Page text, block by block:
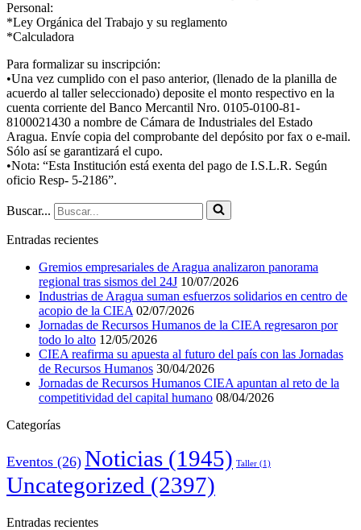
Personal:
*Ley Orgánica del Trabajo y su reglamento
*Calculadora
Para formalizar su inscripción:
•Una vez cumplido con el paso anterior, (llenado de la planilla de
acuerdo al taller seleccionado) deposite el monto respectivo en la
cuenta corriente del Banco Mercantil Nro. 0105-0100-81-
8100021430 a nombre de Cámara de Industriales del Estado
Aragua. Envíe copia del comprobante del depósito por fax o e-mail.
Sólo así se garantizará el cupo.
•Nota: “Esta Institución está exenta del pago de I.S.L.R. Según
oficio Resp- 5-2186”.
Buscar...
Entradas recientes
Gremios empresariales de Aragua analizaron panorama
regional tras sismos del 24J 10/07/2026
Industrias de Aragua suman esfuerzos solidarios en centro de
acopio de la CIEA 02/07/2026
Jornadas de Recursos Humanos de la CIEA regresaron por
todo lo alto 12/05/2026
CIEA reafirma su apuesta al futuro del país con las Jornadas
de Recursos Humanos 30/04/2026
Jornadas de Recursos Humanos CIEA apuntan al reto de la
competitividad del capital humano 08/04/2026
Categorías
Eventos (26) Noticias (1945) Taller (1)
Uncategorized (2397)
Entradas recientes